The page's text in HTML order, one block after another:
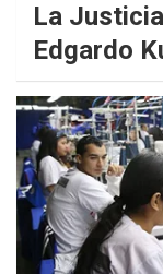
La
Edgardo